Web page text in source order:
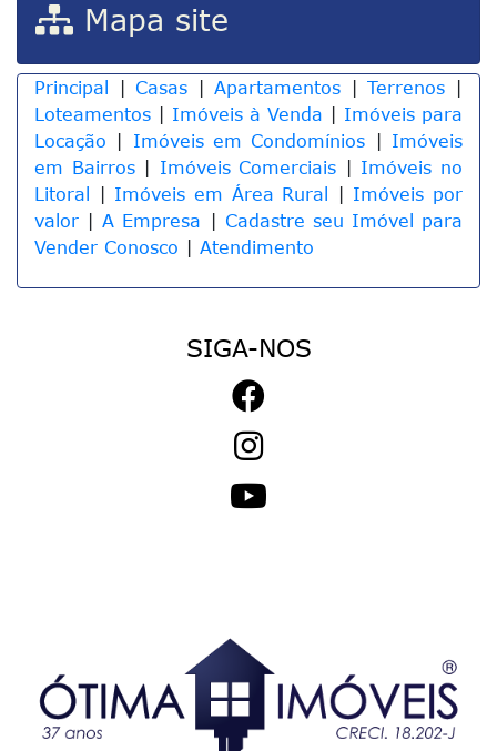
Mapa site
Principal Casas |Apartamentos |Terrenos
Loteamentos
Imóveis à Venda
Imóveis para
Locação
Imóveis em Condomínios
Imóveis
em Bairros| Imóveis Comerciais
Imóveis no
Litoral
Imóveis em Área Rural
Imóveis por
valor |A Empresa
Cadastre seu Imóvel para
Vender Conosco
Atendimento
SIGA-NOS